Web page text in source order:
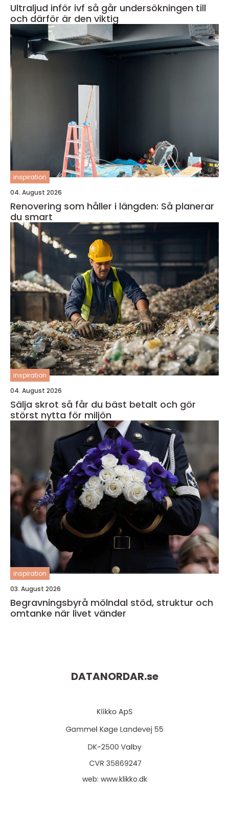
Ultraljud inför ivf så går undersökningen till
och därför är den viktig
inspiration
04. August 2026
Renovering som håller i längden: Så planerar
du smart
inspiration
04. August 2026
Sälja skrot så får du bäst betalt och gör
störst nytta för miljön
inspiration
03. August 2026
Begravningsbyrå mölndal stöd, struktur och
omtanke när livet vänder
DATANORDAR.se
web: www.klikko.dk